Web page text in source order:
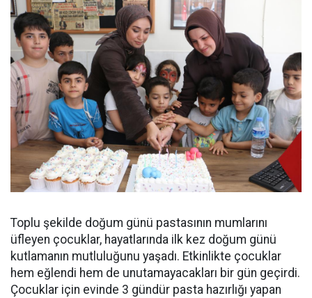
Toplu şekilde doğum günü pastasının mumlarını
üfleyen çocuklar, hayatlarında ilk kez doğum günü
kutlamanın mutluluğunu yaşadı. Etkinlikte çocuklar
hem eğlendi hem de unutamayacakları bir gün geçirdi.
Çocuklar için evinde 3 gündür pasta hazırlığı yapan